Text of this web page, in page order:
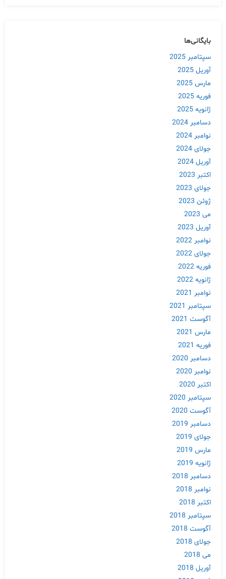
بایگانی‌ها
سپتامبر 2025
آوریل 2025
مارس 2025
فوریه 2025
ژانویه 2025
دسامبر 2024
نوامبر 2024
جولای 2024
آوریل 2024
اکتبر 2023
جولای 2023
ژوئن 2023
می 2023
آوریل 2023
نوامبر 2022
جولای 2022
فوریه 2022
ژانویه 2022
نوامبر 2021
سپتامبر 2021
آگوست 2021
مارس 2021
فوریه 2021
دسامبر 2020
نوامبر 2020
اکتبر 2020
سپتامبر 2020
آگوست 2020
دسامبر 2019
جولای 2019
مارس 2019
ژانویه 2019
دسامبر 2018
نوامبر 2018
اکتبر 2018
سپتامبر 2018
آگوست 2018
جولای 2018
می 2018
آوریل 2018